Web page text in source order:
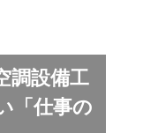
調設備工
「仕事の